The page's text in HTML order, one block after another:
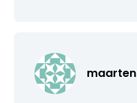
maarten